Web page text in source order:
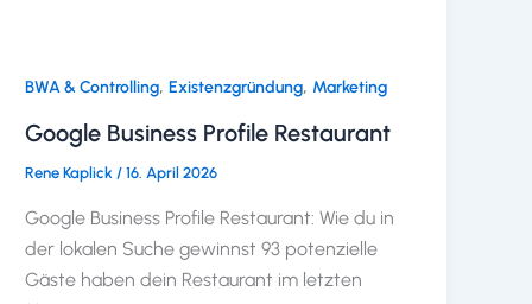
BWA & Controlling,Existenzgründung, Marketing
Google Business Profile Restaurant
Rene Kaplick/16. April 2026
Google Business Profile Restaurant: Wie du in
der lokalen Suche gewinnst 93 potenzielle
Gäste haben dein Restaurant im letzten